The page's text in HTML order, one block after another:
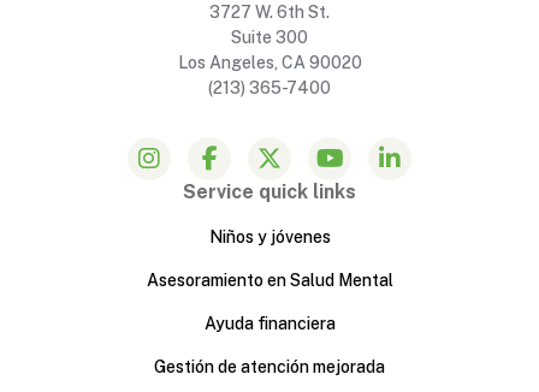
3727 W. 6th St.
Suite 300
Los Angeles, CA 90020
(213) 365-7400
Service quick links
Niños y jóvenes
Asesoramiento en Salud Mental
Ayuda financiera
Gestión de atención mejorada